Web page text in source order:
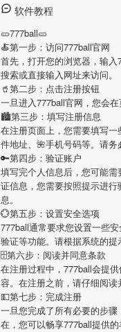
软件教程
🥒777ball🥒
🍝第一步：访问777ball官网
首先，打开您的浏览器，输
搜索或直接输入网址来访问。
🥤第二步：点击注册按钮
一旦进入777ball官网，您会
🏙第三步：填写注册信息
在注册页面上，您需要填写
件地址、🌺手机号码等。请务
🔑第四步：验证账户
填写完个人信息后，您可能
证信息，您需要按照提示进
息。
💮第五步：设置安全选项
777ball通常要求您设置一些
验证等功能。请根据系统的提
🗄第六步：阅读并同意条款
在注册过程中，777ball会提
容。在注册之前，请仔细阅读
💵第七步：完成注册
一旦您完成了所有必要的步
在，您可以畅享777ball提供